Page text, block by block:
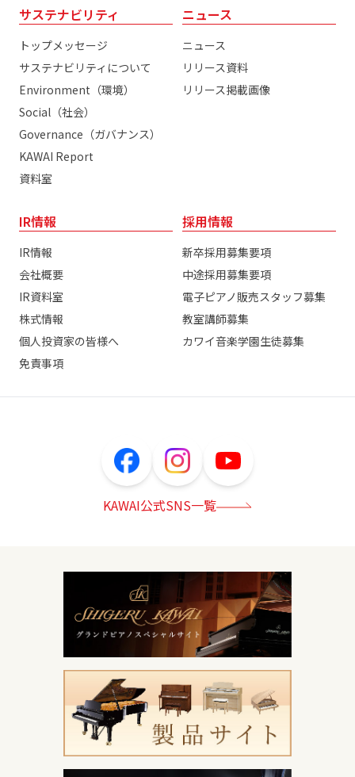
サステナビリティ
トップメッセージ
サステナビリティについて
Environment（環境）
Social（社会）
Governance（ガバナンス）
KAWAI Report
資料室
ニュース
ニュース
リリース資料
リリース掲載画像
IR情報
IR情報
会社概要
IR資料室
株式情報
個人投資家の皆様へ
免責事項
採用情報
新卒採用募集要項
中途採用募集要項
電子ピアノ販売スタッフ募集
教室講師募集
カワイ音楽学園生徒募集
KAWAI公式SNS一覧